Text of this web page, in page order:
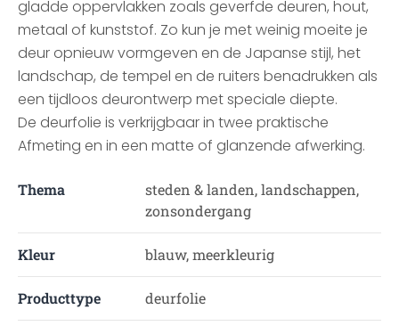
gladde oppervlakken zoals geverfde deuren, hout,
metaal of kunststof. Zo kun je met weinig moeite je
deur opnieuw vormgeven en de Japanse stijl, het
landschap, de tempel en de ruiters benadrukken als
een tijdloos deurontwerp met speciale diepte.
De deurfolie is verkrijgbaar in twee praktische
Afmeting en in een matte of glanzende afwerking.
Thema
steden & landen, landschappen,
zonsondergang
Kleur blauw, meerkleurig
Producttype deurfolie